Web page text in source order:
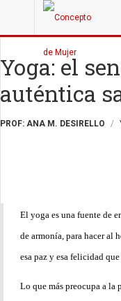
Yoga: el
auténtica
PROF: ANA M. DESIRELLO
El yoga es una fuente de
de armonía, para hacer al
esa paz y esa felicidad
Lo que más preocupa a la